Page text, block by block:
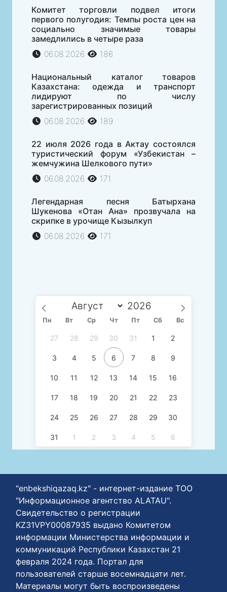
Комитет торговли подвел итоги
первого полугодия: Темпы роста цен на
социально значимые товары
замедлились в четыре раза
06.08.2026
186
Национальный каталог товаров
Казахстана: одежда и транспорт
лидируют по числу
зарегистрированных позиций
06.08.2026
189
22 июля 2026 года в Актау состоялся
туристический форум «Узбекистан –
жемчужина Шелкового пути»
06.08.2026
171
Легендарная песня Батырхана
Шукенова «Отан Ана» прозвучала на
скрипке в урочище Кызылкуп
06.08.2026
171
Пн Вт Ср Чт Пт Сб Вс
27 28 29 30 31 1 2
3 4 5 6 7 8 9
10 11 12 13 14 15 16
17 18 19 20 21 22 23
24 25 26 27 28 29 30
31 1 2 3 4 5 6
"enbekshiqazaq.kz" - интернет-издание ТОО
"Информационное агентство ALATAU".
Свидетельство о регистрации
KZ31VPY00087935 выдано Комитетом
информации Министерства информации и
коммуникаций Республики Казахстан 21
февраля 2024 года. Портал для
пользователей старше восемнадцати лет.
Материалы могут быть воспроизведены